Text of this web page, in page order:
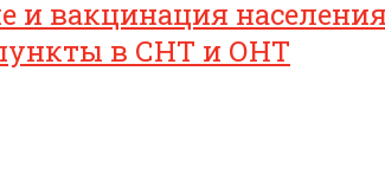
и вакцинация
в СНТ и ОНТ